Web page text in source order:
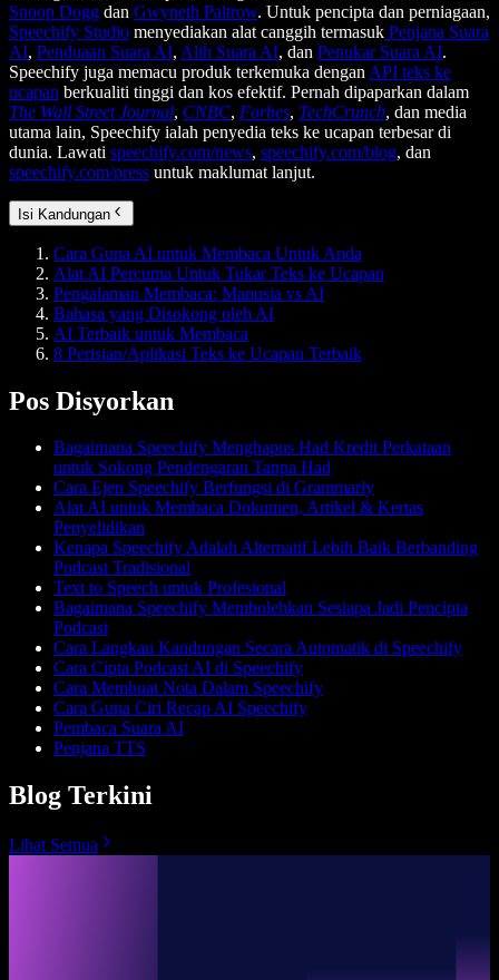
Snoop Dogg dan Gwyneth Paltrow. Untuk pencipta dan perniagaan,
Speechify Studio menyediakan alat canggih termasuk Penjana Suara
AI, Penduaan Suara AI, Alih Suara AI, dan Penukar Suara AI.
Speechify juga memacu produk terkemuka dengan API teks ke
ucapan berkualiti tinggi dan kos efektif. Pernah dipaparkan dalam
The Wall Street Journal, CNBC, Forbes, TechCrunch, dan media
utama lain, Speechify ialah penyedia teks ke ucapan terbesar di
dunia. Lawati speechify.com/news, speechify.com/blog, dan
speechify.com/press untuk maklumat lanjut.
Isi Kandungan
Cara Guna AI untuk Membaca Untuk Anda
Alat AI Percuma Untuk Tukar Teks ke Ucapan
Pengalaman Membaca: Manusia vs AI
Bahasa yang Disokong oleh AI
AI Terbaik untuk Membaca
8 Perisian/Aplikasi Teks ke Ucapan Terbaik
Pos Disyorkan
Bagaimana Speechify Menghapus Had Kredit Perkataan
untuk Sokong Pendengaran Tanpa Had
Cara Ejen Speechify Berfungsi di Grammarly
Alat AI untuk Membaca Dokumen, Artikel & Kertas
Penyelidikan
Kenapa Speechify Adalah Alternatif Lebih Baik Berbanding
Podcast Tradisional
Text to Speech untuk Profesional
Bagaimana Speechify Membolehkan Sesiapa Jadi Pencipta
Podcast
Cara Langkau Kandungan Secara Automatik di Speechify
Cara Cipta Podcast AI di Speechify
Cara Membuat Nota Dalam Speechify
Cara Guna Ciri Recap AI Speechify
Pembaca Suara AI
Penjana TTS
Blog Terkini
Lihat Semua